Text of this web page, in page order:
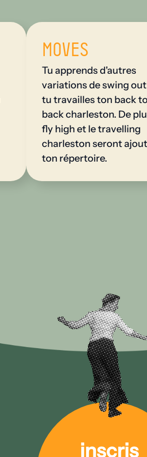
Moves
Tu apprends d'autres
variations de swing
tu travailles ton back to
back charleston. De
fly high et le travelling
charleston seront
ton répertoire.
inscris